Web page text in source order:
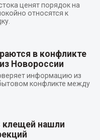
ценят порядок на
относятся к
в конфликте
Новороссии
информацию из
конфликте между
клещей нашли